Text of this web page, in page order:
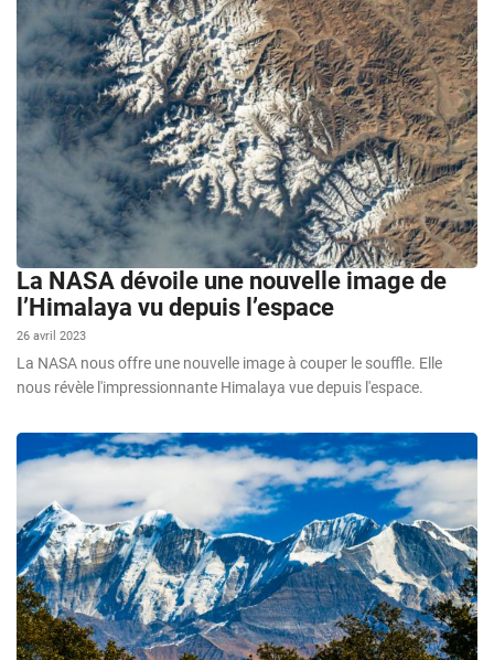
La NASA dévoile une nouvelle image de
l’Himalaya vu depuis l’espace
26 avril 2023
La NASA nous offre une nouvelle image à couper le souffle. Elle
nous révèle l'impressionnante Himalaya vue depuis l'espace.